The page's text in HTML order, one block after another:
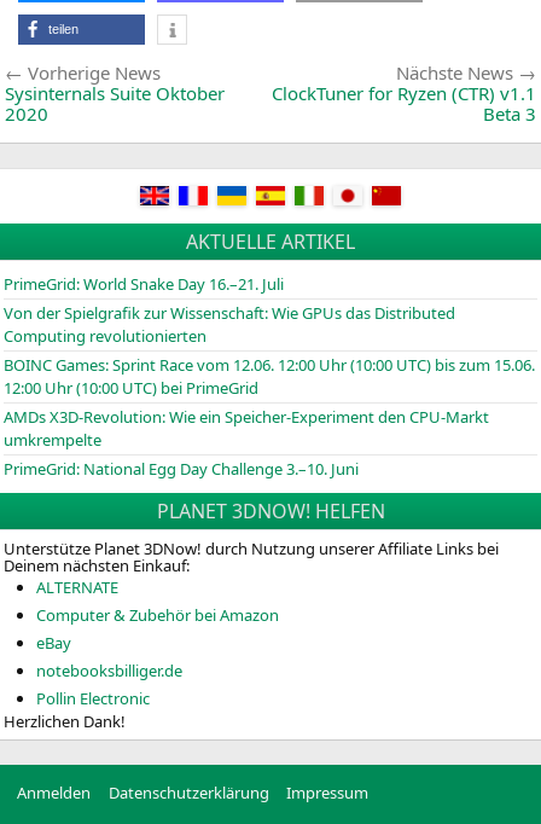
teilen
Beitragsnavigation
Vorherige NewsVorherige
News:
Sysinternals Suite Oktober
2020
Nächste News
ClockTuner for Ryzen (CTR) v1.1
Beta 3
AKTUELLE ARTIKEL
PrimeGrid: World Snake Day 16.–21. Juli
Von der Spielgrafik zur Wissenschaft: Wie GPUs das Distributed
Computing revolutionierten
BOINCGames: Sprint Race vom 12.06. 12:00 Uhr (10:00 UTC) bis zum 15.06.
12:00 Uhr (10:00 UTC) bei PrimeGrid
AMDs X3D-Revolution: Wie ein Speicher-Experiment den CPU-Markt
umkrempelte
PrimeGrid: National Egg Day Challenge 3.–10. Juni
PLANET 3DNOW! HELFEN
Unterstütze Planet 3DNow! durch Nutzung unserer Affiliate Links bei
Deinem nächsten Einkauf:
ALTERNATE
Computer & Zubehör bei Amazon
eBay
notebooksbilliger.de
Pollin Electronic
Herzlichen Dank!
Anmelden Datenschutzerklärung Impressum